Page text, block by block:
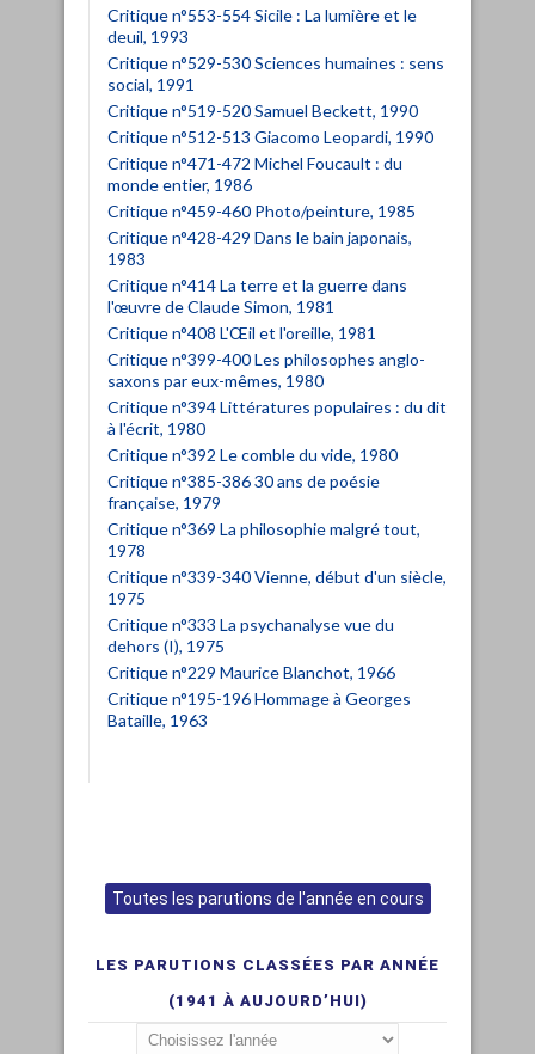
Critique n°553-554 Sicile : La lumière et le
deuil, 1993
Critique n°529-530 Sciences humaines : sens
social, 1991
Critique n°519-520 Samuel Beckett, 1990
Critique n°512-513 Giacomo Leopardi, 1990
Critique n°471-472 Michel Foucault : du
monde entier, 1986
Critique n°459-460 Photo/peinture, 1985
Critique n°428-429 Dans le bain japonais,
1983
Critique n°414 La terre et la guerre dans
l'œuvre de Claude Simon, 1981
Critique n°408 L'Œil et l'oreille, 1981
Critique n°399-400 Les philosophes anglo-
saxons par eux-mêmes, 1980
Critique n°394 Littératures populaires : du dit
à l'écrit, 1980
Critique n°392 Le comble du vide, 1980
Critique n°385-386 30 ans de poésie
française, 1979
Critique n°369 La philosophie malgré tout,
1978
Critique n°339-340 Vienne, début d'un siècle,
1975
Critique n°333 La psychanalyse vue du
dehors (I), 1975
Critique n°229 Maurice Blanchot, 1966
Critique n°195-196 Hommage à Georges
Bataille, 1963
Toutes les parutions de l'année en cours
LES PARUTIONS CLASSÉES PAR ANNÉE
(1941 À AUJOURD’HUI)